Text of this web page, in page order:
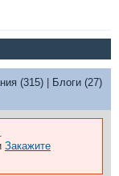
(315)|
Блоги (27)
.
Закажите